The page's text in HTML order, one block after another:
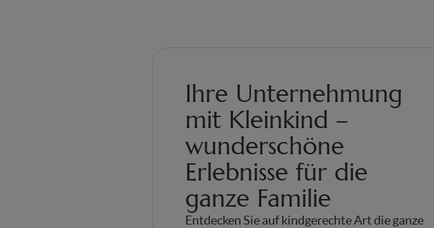
Ihre Unternehmung
mit Kleinkind –
wunderschöne
Erlebnisse für die
ganze Familie
Entdecken Sie auf kindgerechte Art die ganze